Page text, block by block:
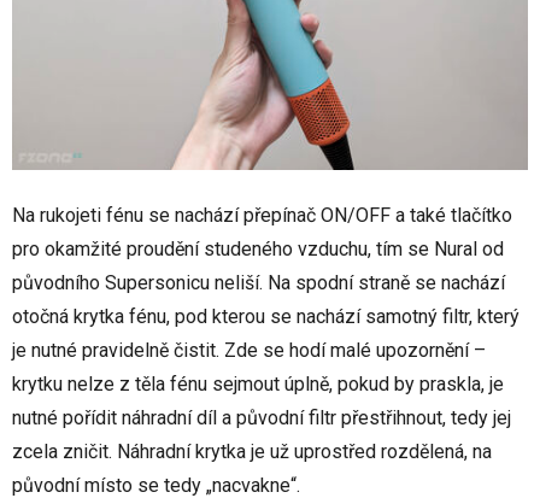
Na rukojeti fénu se nachází přepínač ON/OFF a také tlačítko
pro okamžité proudění studeného vzduchu, tím se Nural od
původního Supersonicu neliší. Na spodní straně se nachází
otočná krytka fénu, pod kterou se nachází samotný filtr, který
je nutné pravidelně čistit. Zde se hodí malé upozornění –
krytku nelze z těla fénu sejmout úplně, pokud by praskla, je
nutné pořídit náhradní díl a původní filtr přestřihnout, tedy jej
zcela zničit. Náhradní krytka je už uprostřed rozdělená, na
původní místo se tedy „nacvakne“.